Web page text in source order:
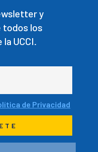
y
todos los
UCCI.
de Privacidad